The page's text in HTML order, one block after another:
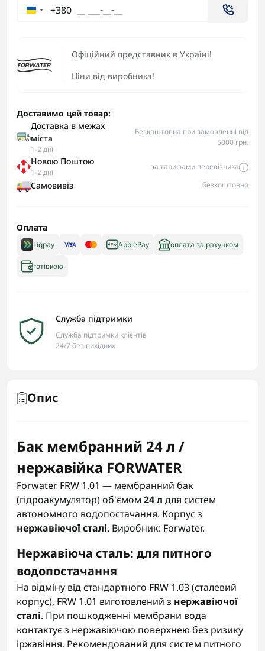
Офіційний представник в Україні!
Ціни від виробника!
+380
Доставимо цей товар:
Доставка в межах
міста
1-2 дні
Безкоштовна при замовленні від
5000 грн.
Новою Поштою
1-2 дні
за тарифами перевізника
Самовивіз безкоштовно
Оплата
Liqpay ApplePay оплата за рахунком
готівкою
Служба підтримки
Служба підтримки клієнтів
24/7 без вихідних
Опис
Бак мембранний 24 л /
нержавійка FORWATER
Forwater FRW 1.01 — мембранний бак
(гідроакумулятор) об'ємом 24 л для систем
автономного водопостачання. Корпус з
нержавіючої сталі. Виробник: Forwater.
Нержавіюча сталь: для питного
водопостачання
На відміну від стандартного FRW 1.03 (сталевий
корпус), FRW 1.01 виготовлений з нержавіючої
сталі. При пошкодженні мембрани вода
контактує з нержавіючою поверхнею без ризику
іржавіння. Рекомендований для систем питного